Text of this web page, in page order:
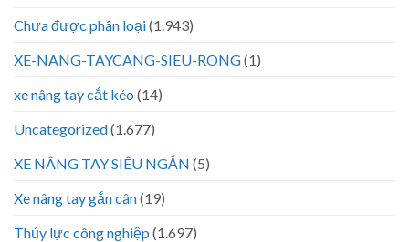
Chưa được phân loại(1.943)
XE-NANG-TAYCANG-SIEU-RONG(1)
xe nâng tay cắt kéo (14)
Uncategorized(1.677)
XE NÂNG TAY SIÊU NGẮN (5)
Xe nâng tay gắn cân(19)
Thủy lực công nghiệp (1.697)